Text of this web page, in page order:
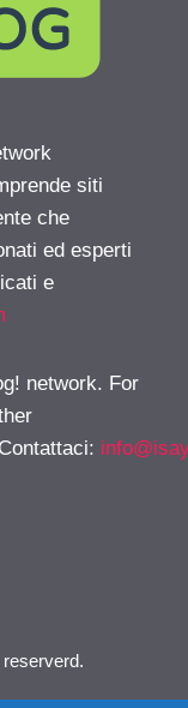
siti
che
ed esperti
e
network. For
: